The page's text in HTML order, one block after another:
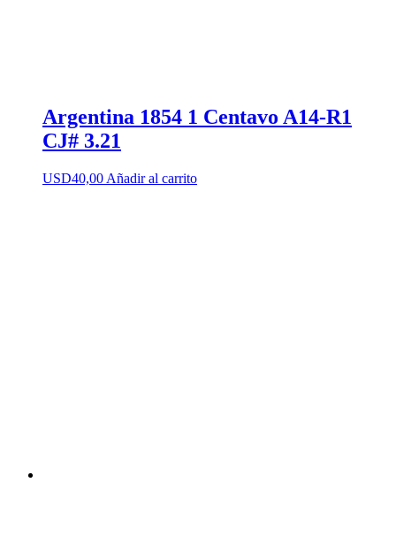
Argentina 1854 1 Centavo A14-R1
CJ# 3.21
USD40,00 Añadir al carrito